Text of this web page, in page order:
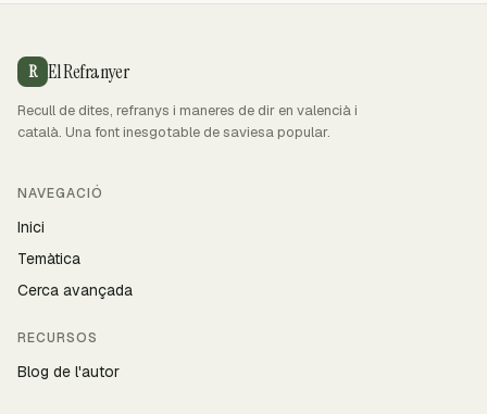
R El Refranyer
Recull de dites, refranys i maneres de dir en valencià i
català. Una font inesgotable de saviesa popular.
NAVEGACIÓ
Inici
Temàtica
Cerca avançada
RECURSOS
Blog de l'autor